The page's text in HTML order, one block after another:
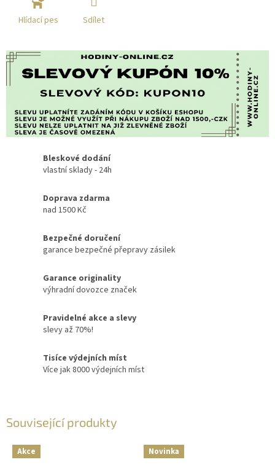
Hlídací pes Sdílet
Bleskové dodání
vlastní sklady - 24h
Doprava zdarma
nad 1500 Kč
Bezpečné doručení
garance bezpečné přepravy zásilek
Garance originality
výhradní dovozce značek
Pravidelné akce a slevy
slevy až 70%!
Tisíce výdejních míst
Více jak 8000 výdejních míst
Související produkty
Akce Novinka